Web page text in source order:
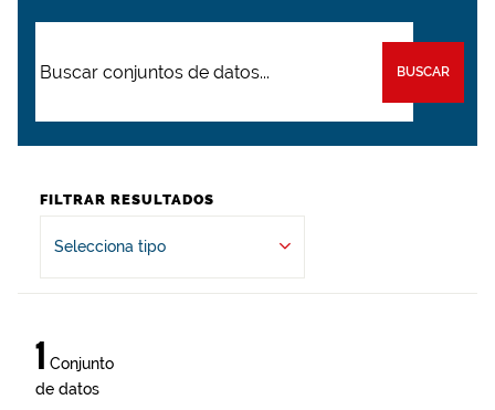
BUSCAR
FILTRAR RESULTADOS
Selecciona tipo
1 Conjunto
de datos